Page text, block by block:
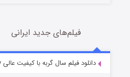
قسمت6 (زیرنویس)
فیلم‌های جدید ایرانی
دانلود فیلم سال گربه با کیفیت عالی BluRay